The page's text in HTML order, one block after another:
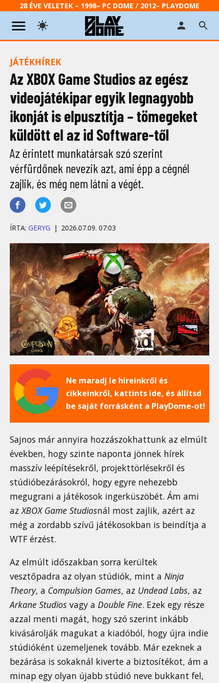
28 ÉVE VELETEK – 1998– PC DOME / 2012– PLAYDOME
JÁTÉKHÍREK
Az XBOX Game Studios az egész
videojátékipar egyik legnagyobb
ikonját is elpusztítja – tömegeket
küldött el az id Software-től
Az érintett munkatársak szó szerint
vérfürdőnek nevezik azt, ami épp a cégnél
zajlik, és még nem látni a végét.
ÍRTA: GERYG 2026.07.09. 07:03
Ne maradj le híreinkről és
cikkeinkről, kattints ide, és állítsd
be saját forrásként a PlayDome-ot!
Sajnos már annyira hozzászokhattunk az elmúlt
években, hogy szinte naponta jönnek hírek
masszív leépítésekről, projekttörlésekről és
stúdióbezárásokról, hogy egyre nehezebb
megugrani a játékosok ingerküszöbét. Ám ami
azXBOX Game Studiosnál most zajlik, azért az
még a zordabb szívű játékosokban is beindítja a
WTF érzést.
Az elmúlt időszakban sorra kerültek
vesztőpadra az olyan stúdiók, mint a Ninja
Theory, a Compulsion Games, az Undead Labs, az
Arkane Studios vagy a Double Fine. Ezek egy része
azzal menti magát, hogy szó szerint inkább
kivásárolják magukat a kiadóból, hogy újra indie
stúdióként üzemeljenek tovább. Már ezeknek a
bezárása is sokaknál kiverte a biztosítékot, ám a
minap egy olyan újabb stúdió neve bukkant fel,